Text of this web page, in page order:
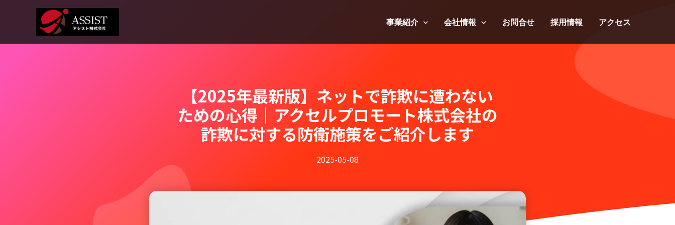
事業紹介 会社情報 お問合せ 採用情報 アクセス
【2025年最新版】ネットで詐欺に遭わない
ための心得｜アクセルプロモート株式会社の
詐欺に対する防衛施策をご紹介します
2025-05-08